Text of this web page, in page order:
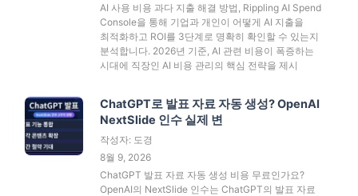
AI 사용 비용 과다 지출 해결 방법, Rippling AI Spend
Console을 통해 기업과 개인이 어떻게 AI 지출을
최적화하고 ROI를 3단계로 명확히 확인할 수 있는지
분석합니다. 2026년 기준, AI 관련 비용이 폭증하는
시대에 직장인 AI 비용 관리의 핵심 전략을 제시
ChatGPT로 발표 자료 자동 생성? OpenAI
NextSlide 인수 실제 변
작성자: 도경
8월 9, 2026
ChatGPT 발표 자료 자동 생성 비용 무료인가요?
OpenAI의 NextSlide 인수는 ChatGPT의 발표 자료